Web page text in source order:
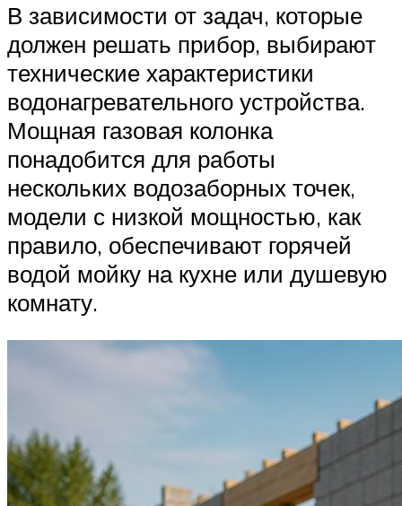
В зависимости от задач, которые
должен решать прибор, выбирают
технические характеристики
водонагревательного устройства.
Мощная газовая колонка
понадобится для работы
нескольких водозаборных точек,
модели с низкой мощностью, как
правило, обеспечивают горячей
водой мойку на кухне или душевую
комнату.